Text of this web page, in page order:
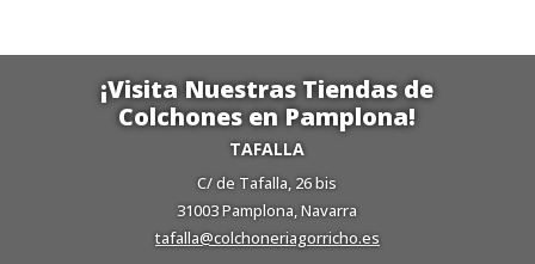
¡Visita Nuestras Tiendas de
Colchones en Pamplona!
TAFALLA
C/ de Tafalla, 26 bis
31003 Pamplona, Navarra
tafalla@colchoneriagorricho.es